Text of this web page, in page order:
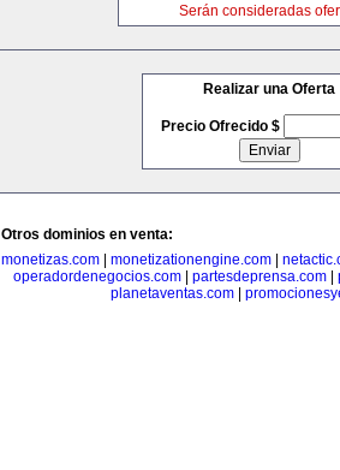
Serán consideradas
Realizar una Oferta
Precio Ofrecido $
Otros dominios en venta:
monetizas.com
monetizationengine.com
operadordenegocios.com
partesdeprensa.com
planetaventas.com